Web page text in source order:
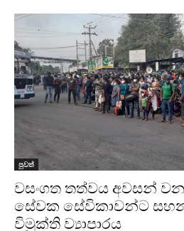
පුවත්
වසංගත තත්වය අවසන්
සේවක සේවිකාවන්ට
විමුක්ති ව්‍යාපාරය